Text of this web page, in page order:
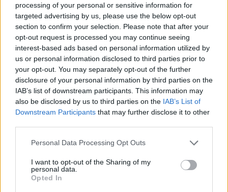
processing of your personal or sensitive information for
targeted advertising by us, please use the below opt-out
section to confirm your selection. Please note that after your
opt-out request is processed you may continue seeing
interest-based ads based on personal information utilized by
us or personal information disclosed to third parties prior to
your opt-out. You may separately opt-out of the further
disclosure of your personal information by third parties on the
IAB’s list of downstream participants. This information may
also be disclosed by us to third parties on the IAB’s List of
Downstream Participants that may further disclose it to other
Personal Data Processing Opt Outs
I want to opt-out of the Sharing of my
personal data.
Opted In
Sutinku sutaisyklėmis
This site is protected by
reCAPTCHA and the Google
Privacy PolicyandTerms of
Service
apply.